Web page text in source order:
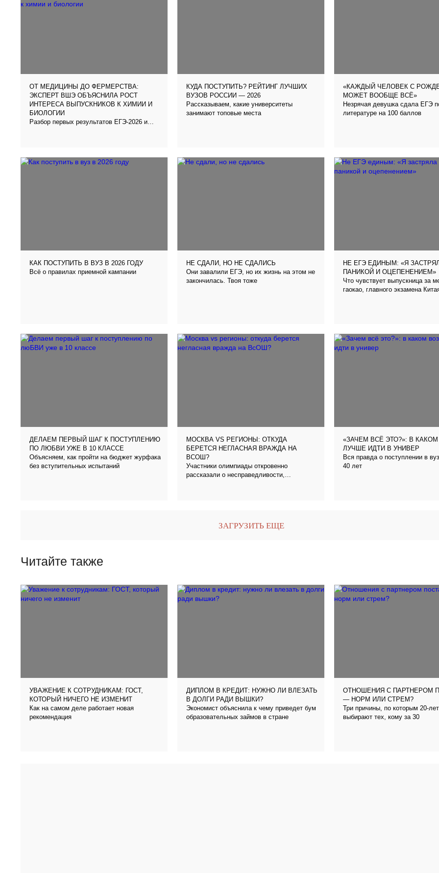
ОТ МЕДИЦИНЫ ДО ФЕРМЕРСТВА:
ЭКСПЕРТ ВШЭ ОБЪЯСНИЛА РОСТ
ИНТЕРЕСА ВЫПУСКНИКОВ К ХИМИИ И
БИОЛОГИИ
Разбор первых результатов ЕГЭ-2026 и
КУДА ПОСТУПИТЬ? РЕЙТИНГ ЛУЧШИХ
ВУЗОВ РОССИИ — 2026
Рассказываем, какие университеты
занимают топовые места
«КАЖДЫЙ ЧЕЛОВЕК С
МОЖЕТ ВООБЩЕ ВСЁ»
Незрячая девушка сдала ЕГЭ
литературе на 100 баллов
КАК ПОСТУПИТЬ В ВУЗ В 2026 ГОДУ
Всё о правилах приемной кампании
НЕ СДАЛИ, НО НЕ СДАЛИСЬ
Они завалили ЕГЭ, но их жизнь на этом не
закончилась. Твоя тоже
НЕ ЕГЭ ЕДИНЫМ: «Я
ПАНИКОЙ И ОЦЕПЕНЕНИЕМ»
Что чувствует выпускница за
гаокао, главного экзамена
ДЕЛАЕМ ПЕРВЫЙ ШАГ К ПОСТУПЛЕНИЮ
ПО ЛЮБВИ УЖЕ В 10 КЛАССЕ
Объясняем, как пройти на бюджет журфака
без вступительных испытаний
МОСКВА VS РЕГИОНЫ: ОТКУДА
БЕРЕТСЯ НЕГЛАСНАЯ ВРАЖДА НА
ВСОШ?
Участники олимпиады откровенно
рассказали о несправедливости,
«ЗАЧЕМ ВСЁ ЭТО?»: В
ЛУЧШЕ ИДТИ В УНИВЕР
Вся правда о поступлении в
40 лет
ЗАГРУЗИТЬ ЕЩЕ
Читайте также
УВАЖЕНИЕ К СОТРУДНИКАМ: ГОСТ,
КОТОРЫЙ НИЧЕГО НЕ ИЗМЕНИТ
Как на самом деле работает новая
рекомендация
ДИПЛОМ В КРЕДИТ: НУЖНО ЛИ ВЛЕЗАТЬ
В ДОЛГИ РАДИ ВЫШКИ?
Экономист объяснила к чему приведет бум
образовательных займов в стране
ОТНОШЕНИЯ С ПАРТНЕРОМ
— НОРМ ИЛИ СТРЕМ?
Три причины, по которым 20-
выбирают тех, кому за 30